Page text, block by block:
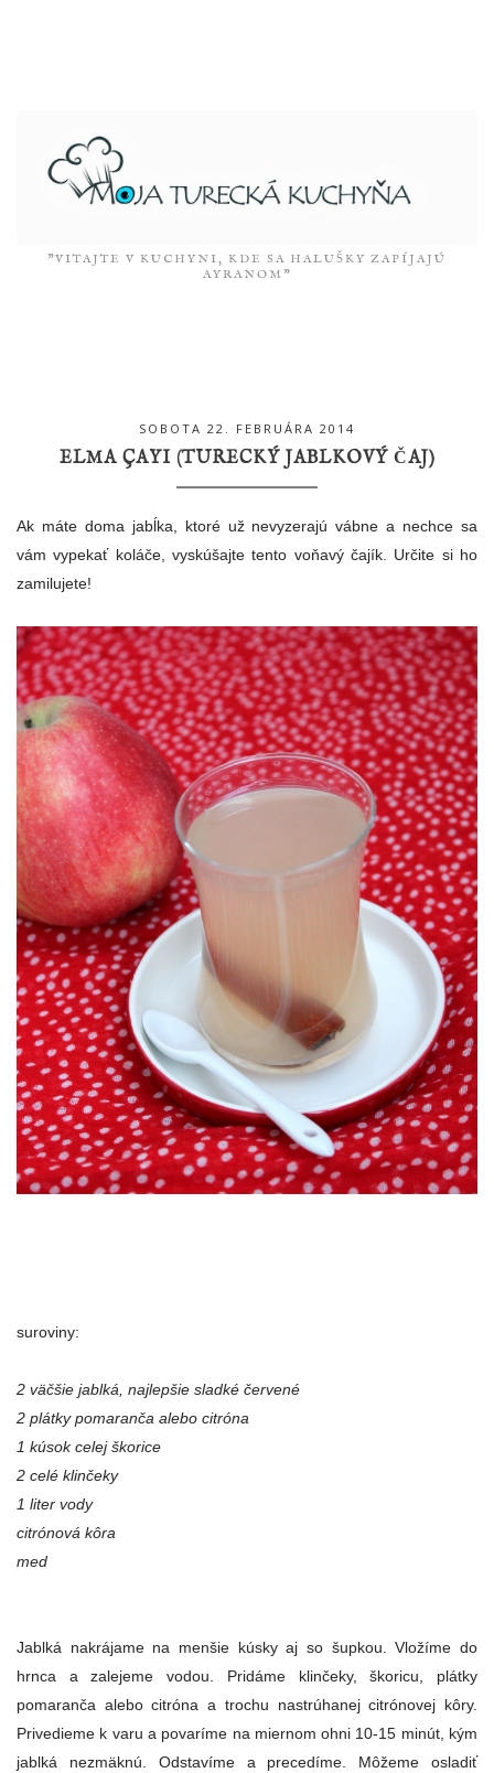
"VITAJTE V KUCHYNI, KDE SA HALUŠKY ZAPÍJAJÚ
AYRANOM”
SOBOTA 22. FEBRUÁRA 2014
ELMA ÇAYI (TURECKÝ JABLKOVÝ ČAJ)
Ak máte doma jabĺka, ktoré už nevyzerajú vábne a nechce sa
vám vypekať koláče, vyskúšajte tento voňavý čajík. Určite si ho
zamilujete!
suroviny:
2 väčšie jablká, najlepšie sladké červené
2 plátky pomaranča alebo citróna
1 kúsok celej škorice
2 celé klinčeky
1 liter vody
citrónová kôra
med
Jablká nakrájame na menšie kúsky aj so šupkou. Vložíme do
hrnca a zalejeme vodou. Pridáme klinčeky, škoricu, plátky
pomaranča alebo citróna a trochu nastrúhanej citrónovej kôry.
Privedieme k varu a povaríme na miernom ohni 10-15 minút, kým
jablká nezmäknú. Odstavíme a precedíme. Môžeme osladiť